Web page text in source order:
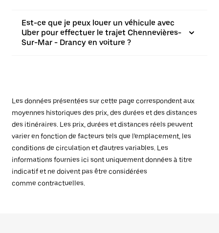
Est-ce que je peux louer un véhicule avec
Uber pour effectuer le trajet Chennevières-
Sur-Mar - Drancy en voiture ?
Les données présentées sur cette page correspondent aux
moyennes historiques des prix, des durées et des distances
des itinéraires. Les prix, durées et distances réels peuvent
varier en fonction de facteurs tels que l'emplacement, les
conditions de circulation et d'autres variables. Les
informations fournies ici sont uniquement données à titre
indicatif et ne doivent pas être considérées
comme contractuelles.